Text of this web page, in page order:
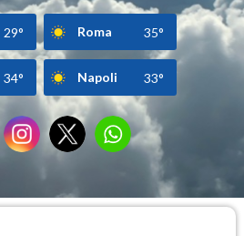
29° Roma 35°
34° Napoli 33°